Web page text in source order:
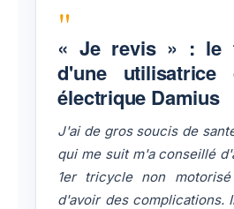
"
« Je revis » : le
d'une utilisatrice
électrique Damius
J'ai de gros soucis de
qui me suit m'a conseillé
1er tricycle non
d'avoir des complications.